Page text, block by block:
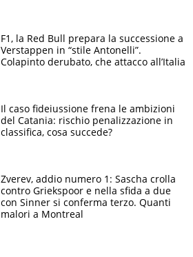
F1, la Red Bull prepara la successione a
Verstappen in “stile Antonelli”.
Colapinto derubato, che attacco all’Italia
Il caso fideiussione frena le ambizioni
del Catania: rischio penalizzazione in
classifica, cosa succede?
Zverev, addio numero 1: Sascha crolla
contro Griekspoor e nella sfida a due
con Sinner si conferma terzo. Quanti
malori a Montreal